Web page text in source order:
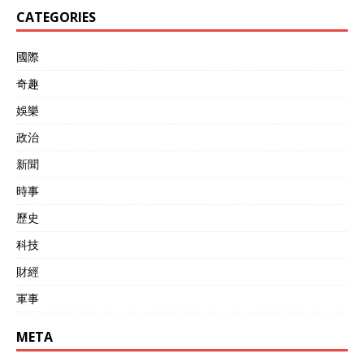
CATEGORIES
國際
奇趣
娛樂
政治
新聞
時事
歷史
科技
財經
軍事
META